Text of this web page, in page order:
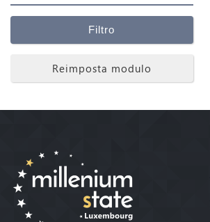
Filtro
Reimposta modulo